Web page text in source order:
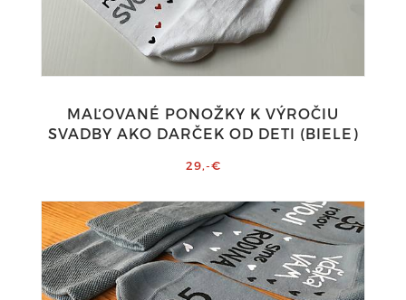
MAĽOVANÉ PONOŽKY K VÝROČIU
SVADBY AKO DARČEK OD DETI (BIELE)
29,-€